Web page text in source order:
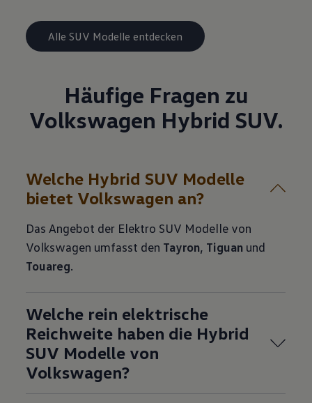
Alle SUV Modelle entdecken
Häufige Fragen zu
Volkswagen Hybrid SUV.
Welche Hybrid SUV Modelle
bietet Volkswagen an?
Das Angebot der Elektro SUV Modelle von
Volkswagen umfasst den Tayron, Tiguan und
Touareg.
Welche rein elektrische
Reichweite haben die Hybrid
SUV Modelle von
Volkswagen?